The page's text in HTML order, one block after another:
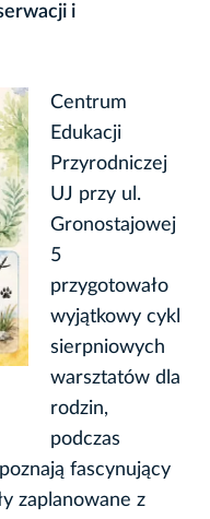
i
Centrum
Edukacji
Przyrodniczej
UJ przy ul.
Gronostajowej
5
przygotowało
wyjątkowy cykl
sierpniowych
warsztatów dla
rodzin,
podczas
fascynujący
zaplanowane z